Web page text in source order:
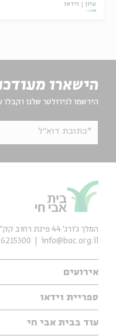
עיון וידאו
הישארו
הירשמו לניוזלטר שלנו וקבלו
*כתובת דוא"ל
אירועים
עיון
אנגלית
ספריית וידאו
ילדים
מוזיקה
עוד בבית אבי חי
המלך ג'ורג' 44 פינת רחוב קק״ל, ירושלים
info@bac.org.il